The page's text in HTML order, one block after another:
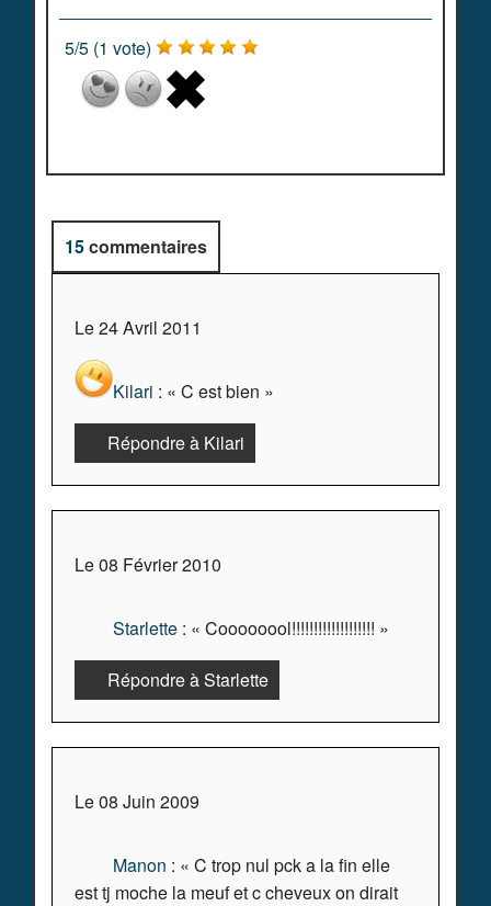
5/5 (1 vote)
15commentaires
Le 24 Avril 2011
Kilari : « C est bien »
Répondre à Kilari
Le 08 Février 2010
Starlette : « Coooooool!!!!!!!!!!!!!!!!!!! »
Répondre à Starlette
Le 08 Juin 2009
Manon : « C trop nul pck a la fin elle
est tj moche la meuf et c cheveux on dirait